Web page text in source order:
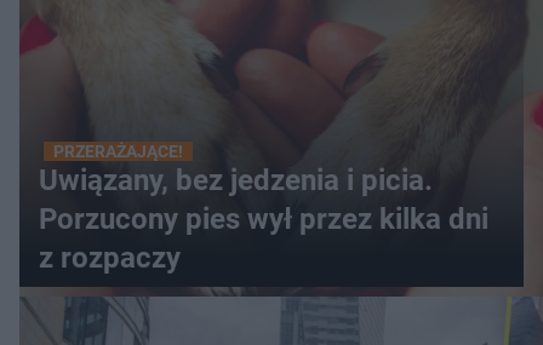
PRZERAŻAJĄCE!
Uwiązany, bez jedzenia i picia.
Porzucony pies wył przez kilka dni
z rozpaczy